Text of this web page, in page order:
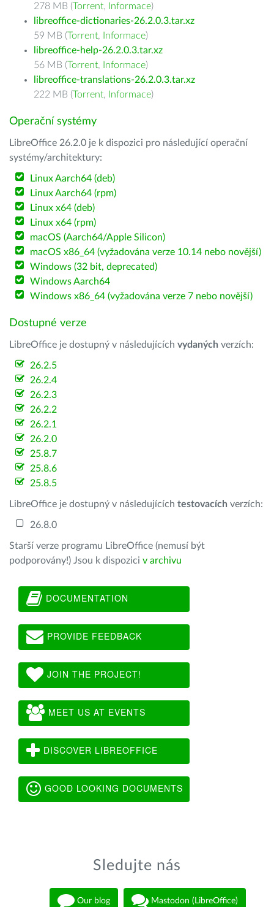
278 MB (Torrent, Informace)
libreoffice-dictionaries-26.2.0.3.tar.xz
59 MB (Torrent, Informace)
libreoffice-help-26.2.0.3.tar.xz
56 MB (Torrent, Informace)
libreoffice-translations-26.2.0.3.tar.xz
222 MB (Torrent, Informace)
Operační systémy
LibreOffice 26.2.0 je k dispozici pro následující operační
systémy/architektury:
Linux Aarch64 (deb)
Linux Aarch64 (rpm)
Linux x64 (deb)
Linux x64 (rpm)
macOS (Aarch64/Apple Silicon)
macOS x86_64 (vyžadována verze 10.14 nebo novější)
Windows (32 bit, deprecated)
Windows Aarch64
Windows x86_64 (vyžadována verze 7 nebo novější)
Dostupné verze
LibreOffice je dostupný v následujících vydaných verzích:
26.2.5
26.2.4
26.2.3
26.2.2
26.2.1
26.2.0
25.8.7
25.8.6
25.8.5
LibreOffice je dostupný v následujících testovacích verzích:
26.8.0
Starší verze programu LibreOffice (nemusí být
podporovány!) Jsou k dispozici v archivu
DOCUMENTATION
PROVIDE FEEDBACK
JOIN THE PROJECT!
MEET US AT EVENTS
DISCOVER LIBREOFFICE
GOOD LOOKING DOCUMENTS
Sledujte nás
Our blog Mastodon (LibreOffice)